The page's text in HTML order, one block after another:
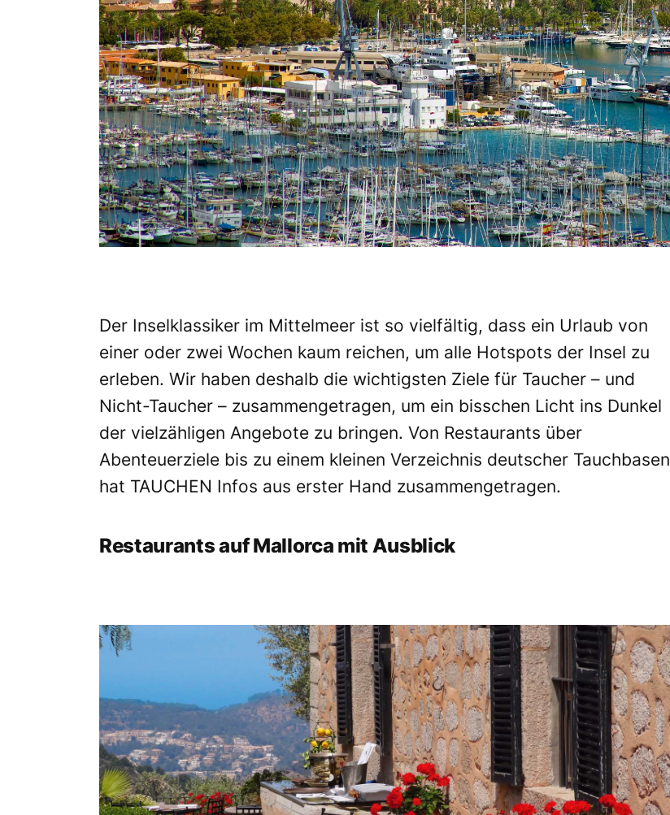
Der Inselklassiker im Mittelmeer ist so vielfältig, dass ein Urlaub von
einer oder zwei Wochen kaum reichen, um alle Hotspots der Insel zu
erleben. Wir haben deshalb die wichtigsten Ziele für Taucher – und
Nicht-Taucher – zusammengetragen, um ein bisschen Licht ins Dunkel
der vielzähligen Angebote zu bringen. Von Restaurants über
Abenteuerziele bis zu einem kleinen Verzeichnis deutscher Tauchbasen
hat TAUCHEN Infos aus erster Hand zusammengetragen.
Restaurants auf Mallorca mit Ausblick